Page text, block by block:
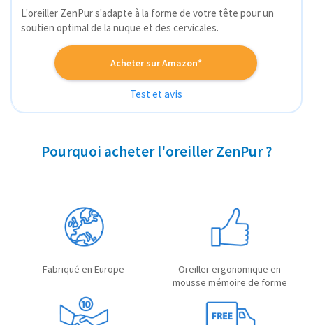
L'oreiller ZenPur s'adapte à la forme de votre tête pour un
soutien optimal de la nuque et des cervicales.
Acheter sur Amazon*
Test et avis
Pourquoi acheter l'oreiller ZenPur ?
Fabriqué en Europe
Oreiller ergonomique en
mousse mémoire de forme